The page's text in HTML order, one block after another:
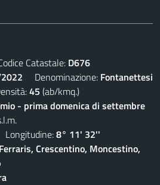
Catastale: D676
Denominazione: Fontanettesi
45 (ab/kmq.)
- prima domenica di settembre
Longitudine:8° 11' 32''
Crescentino, Moncestino,